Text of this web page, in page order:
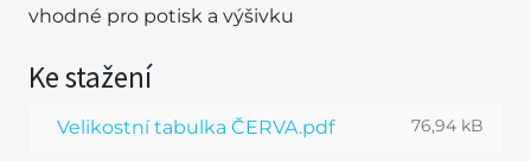
vhodné pro potisk a výšivku
Ke stažení
Velikostní tabulka ČERVA.pdf 76,94 kB